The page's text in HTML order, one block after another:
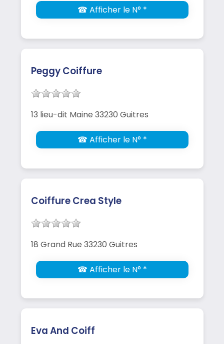
☎ Afficher le N° *
Peggy Coiffure
13 lieu-dit Maine 33230 Guitres
☎ Afficher le N° *
Coiffure Crea Style
18 Grand Rue 33230 Guitres
☎ Afficher le N° *
Eva And Coiff